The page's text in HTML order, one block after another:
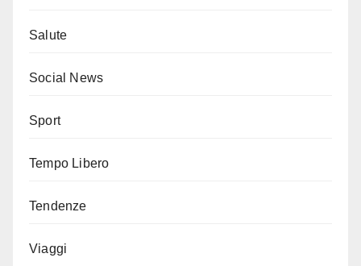
Salute
Social News
Sport
Tempo Libero
Tendenze
Viaggi